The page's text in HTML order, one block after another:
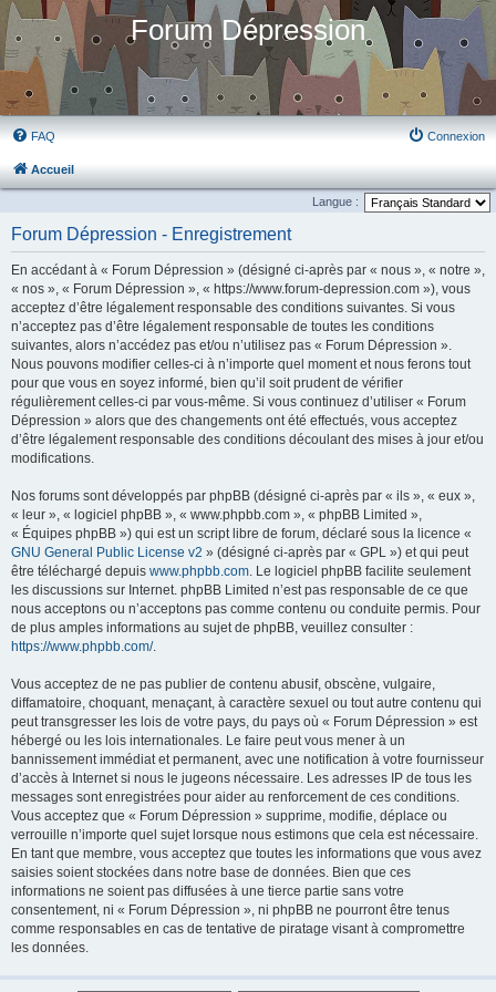
Forum Dépression
FAQ Connexion
Accueil
Langue :
Forum Dépression - Enregistrement
En accédant à « Forum Dépression » (désigné ci-après par « nous », « notre »,
« nos », « Forum Dépression », « https://www.forum-depression.com »), vous
acceptez d’être légalement responsable des conditions suivantes. Si vous
n’acceptez pas d’être légalement responsable de toutes les conditions
suivantes, alors n’accédez pas et/ou n’utilisez pas « Forum Dépression ».
Nous pouvons modifier celles-ci à n’importe quel moment et nous ferons tout
pour que vous en soyez informé, bien qu’il soit prudent de vérifier
régulièrement celles-ci par vous-même. Si vous continuez d’utiliser « Forum
Dépression » alors que des changements ont été effectués, vous acceptez
d’être légalement responsable des conditions découlant des mises à jour et/ou
modifications.
Nos forums sont développés par phpBB (désigné ci-après par « ils », « eux »,
« leur », « logiciel phpBB », « www.phpbb.com », « phpBB Limited »,
« Équipes phpBB ») qui est un script libre de forum, déclaré sous la licence «
GNU General Public License v2 » (désigné ci-après par « GPL ») et qui peut
être téléchargé depuis www.phpbb.com. Le logiciel phpBB facilite seulement
les discussions sur Internet. phpBB Limited n’est pas responsable de ce que
nous acceptons ou n’acceptons pas comme contenu ou conduite permis. Pour
de plus amples informations au sujet de phpBB, veuillez consulter :
https://www.phpbb.com/.
Vous acceptez de ne pas publier de contenu abusif, obscène, vulgaire,
diffamatoire, choquant, menaçant, à caractère sexuel ou tout autre contenu qui
peut transgresser les lois de votre pays, du pays où « Forum Dépression » est
hébergé ou les lois internationales. Le faire peut vous mener à un
bannissement immédiat et permanent, avec une notification à votre fournisseur
d’accès à Internet si nous le jugeons nécessaire. Les adresses IP de tous les
messages sont enregistrées pour aider au renforcement de ces conditions.
Vous acceptez que « Forum Dépression » supprime, modifie, déplace ou
verrouille n’importe quel sujet lorsque nous estimons que cela est nécessaire.
En tant que membre, vous acceptez que toutes les informations que vous avez
saisies soient stockées dans notre base de données. Bien que ces
informations ne soient pas diffusées à une tierce partie sans votre
consentement, ni « Forum Dépression », ni phpBB ne pourront être tenus
comme responsables en cas de tentative de piratage visant à compromettre
les données.